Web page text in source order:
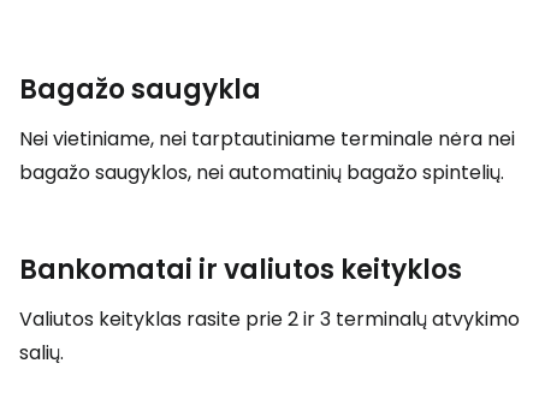
Bagažo saugykla
Nei vietiniame, nei tarptautiniame terminale nėra nei
bagažo saugyklos, nei automatinių bagažo spintelių.
Bankomatai ir valiutos keityklos
Valiutos keityklas rasite prie 2 ir 3 terminalų atvykimo
salių.